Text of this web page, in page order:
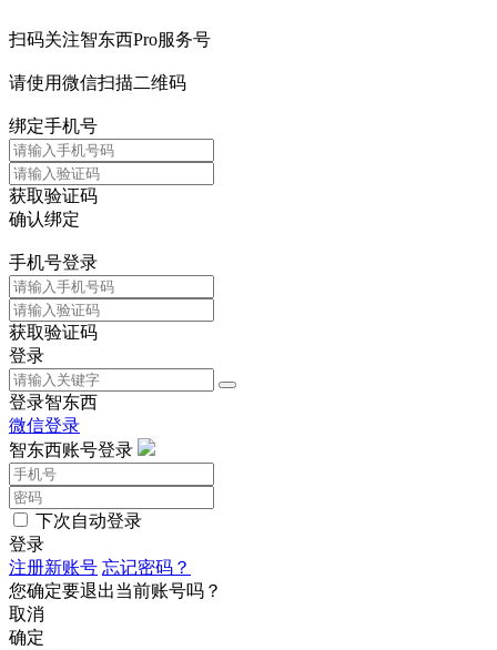
扫码关注智东西Pro服务号
请使用微信扫描二维码
绑定手机号
获取验证码
确认绑定
手机号登录
获取验证码
登录
登录智东西
微信登录
智东西账号登录
下次自动登录
登录
注册新账号 忘记密码？
您确定要退出当前账号吗？
取消
确定